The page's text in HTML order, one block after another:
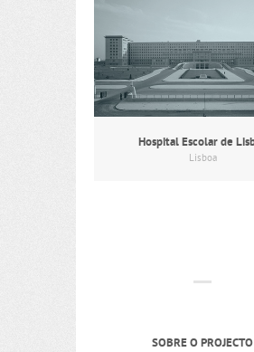
Hospital Escolar de
Lisboa
SOBRE O PROJECTO